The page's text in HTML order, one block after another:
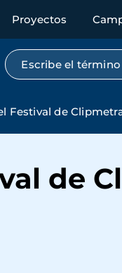
Proyectos
Búsqueda por
Festival de
de